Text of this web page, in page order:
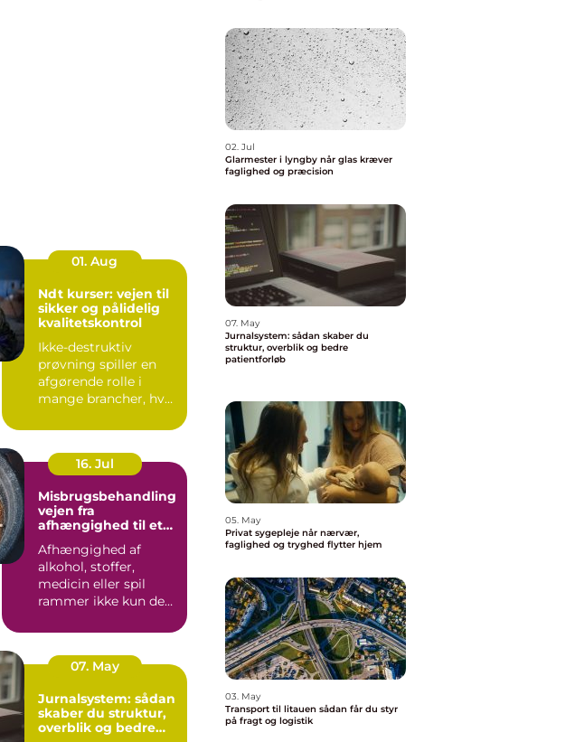
01. Aug
Ndt kurser: vejen til
sikker og pålidelig
kvalitetskontrol
Ikke-destruktiv
prøvning spiller en
afgørende rolle i
mange brancher, hvor
d...
16. Jul
Misbrugsbehandling
vejen fra
afhængighed til et
hverdagsliv
Afhængighed af
alkohol, stoffer,
medicin eller spil
rammer ikke kun den
arbe...
07. May
Jurnalsystem: sådan
skaber du struktur,
overblik og bedre
02. Jul
Glarmester i lyngby når glas kræver
faglighed og præcision
07. May
Jurnalsystem: sådan skaber du
struktur, overblik og bedre
patientforløb
05. May
Privat sygepleje når nærvær,
faglighed og tryghed flytter hjem
03. May
Transport til litauen sådan får du styr
på fragt og logistik